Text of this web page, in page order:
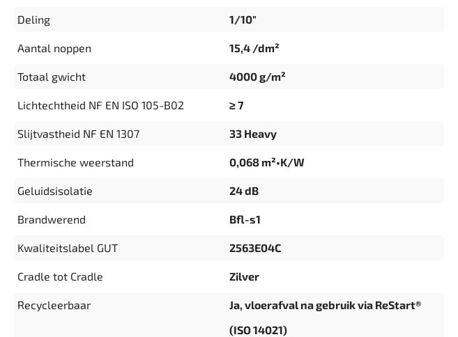
Deling 1/10"
Aantal noppen 15,4 /dm²
Totaal gwicht 4000 g/m²
Lichtechtheid NF EN ISO 105-B02 ≥ 7
Slijtvastheid NF EN 1307 33 Heavy
Thermische weerstand 0,068 m²•K/W
Geluidsisolatie 24 dB
Brandwerend Bfl-s1
Kwaliteitslabel GUT 2563E04C
Cradle tot Cradle Zilver
Recycleerbaar
Ja, vloerafval na gebruik via ReStart®
(ISO 14021)